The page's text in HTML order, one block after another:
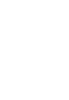
プ集
順とポイ
ェック項